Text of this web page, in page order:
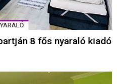
8 fős nyaraló kiadó